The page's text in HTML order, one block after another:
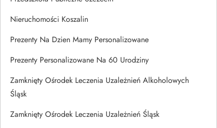
Nieruchomości Koszalin
Prezenty Na Dzien Mamy Personalizowane
Prezenty Personalizowane Na 60 Urodziny
Zamknięty Ośrodek Leczenia Uzależnień Alkoholowych
Śląsk
Zamknięty Ośrodek Leczenia Uzależnień Śląsk